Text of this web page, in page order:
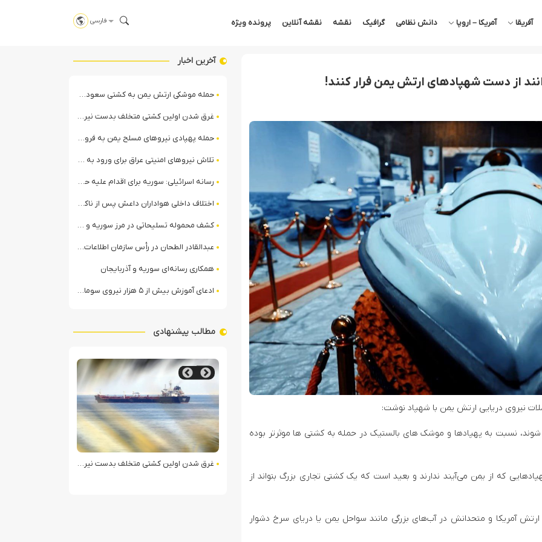
آفریقا آمریکا – اروپا دانش نظامی گرافیک نقشه نقشه آنلاین پرونده ویژه فارسی
از دست شهپادهای ارتش یمن فرار کنند!
نیروی دریایی ارتش یمن با شهپاد نوشت:
نسبت به پهپادها و موشک های بالستیک در حمله به کشتی ها موثرتر بوده
که از یمن می‌آیند ندارند و بعید است که یک کشتی تجاری بزرگ بتواند از
آمریکا و متحدانش در آب‌های بزرگی مانند سواحل یمن یا دریای سرخ دشوار
آخرین اخبار
حمله موشکی ارتش یمن به کشتی سعودی در شمال دریای سرخ
غرق شدن اولین کشتی متخلف بدست نیروی دریایی ارتش یمن
حمله پهپادی نیروهای مسلح یمن به فرودگاه نجران
تلاش نیروهای امنیتی عراق برای ورود به مقر مقاومت در حومه بغداد
رسانه اسرائیلی: سوریه برای اقدام علیه حزب‌الله در لبنان آماده می‌شود!
اختلاف داخلی هواداران داعش پس از ناکامی عملیات انغماسی داعش در رقه
کشف محموله تسلیحاتی در مرز سوریه و عراق توسط نیروهای الجولانی
عبدالقادر الطحان در رأس سازمان اطلاعات سوریه؛ گمانه‌زنی‌ها درباره اختلافات در ساختار امنیتی
همکاری رسانه‌ای سوریه و آذربایجان
ادعای آموزش بیش از ۵ هزار نیروی سومالیایی با نظارت عربستان
مطالب پیشنهادی
حمله موشکی ارتش یمن به کشتی سعودی در شمال دریای سرخ
غرق شدن اولین کشتی متخلف بدست نیروی دریایی ارتش یمن